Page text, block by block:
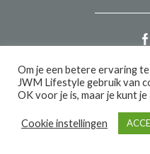
Alle rechten
een
Om je een betere ervaring
JWM Lifestyle gebruik van
OK voor je is, maar je kunt
Cookie instellingen